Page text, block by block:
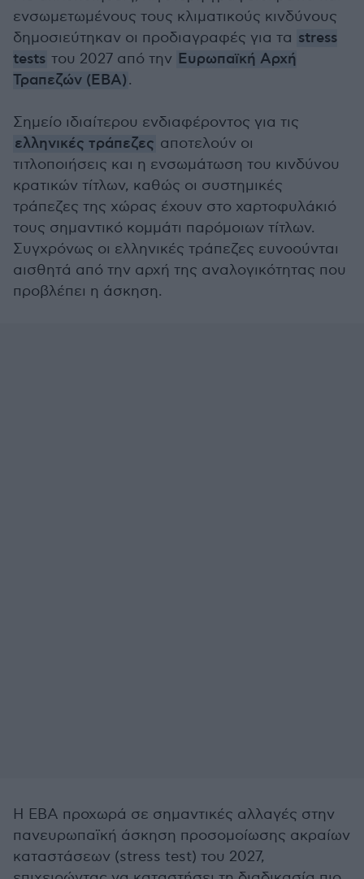
ενσωμετωμένους τους κλιματικούς κινδύνους
δημοσιεύτηκαν οι προδιαγραφές για τα stress
tests του 2027 από την Ευρωπαϊκή Αρχή
Τραπεζών (ΕΒΑ).
Σημείο ιδιαίτερου ενδιαφέροντος για τις
ελληνικές τράπεζες αποτελούν οι
τιτλοποιήσεις και η ενσωμάτωση του κινδύνου
κρατικών τίτλων, καθώς οι συστημικές
τράπεζες της χώρας έχουν στο χαρτοφυλάκιό
τους σημαντικό κομμάτι παρόμοιων τίτλων.
Συγχρόνως οι ελληνικές τράπεζες ευνοούνται
αισθητά από την αρχή της αναλογικότητας που
προβλέπει η άσκηση.
Η EBA προχωρά σε σημαντικές αλλαγές στην
πανευρωπαϊκή άσκηση προσομοίωσης ακραίων
καταστάσεων (stress test) του 2027,